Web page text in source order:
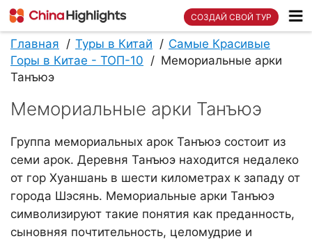
СОЗДАЙ СВОЙ ТУР
Главная Туры в Китай
Самые Красивые
Горы в Китае - ТОП-10
Мемориальные арки
Танъюэ
Мемориальные арки Танъюэ
Группа мемориальных арок Танъюэ состоит из
семи арок. Деревня Танъюэ находится недалеко
от гор Хуаншань в шести километрах к западу от
города Шэсянь. Мемориальные арки Танъюэ
символизируют такие понятия как преданность,
сыновняя почтительность, целомудрие и